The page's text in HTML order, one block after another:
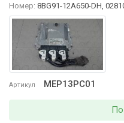
Артикул MEP13PC01
Номер: 8BG91-12A650-DH,